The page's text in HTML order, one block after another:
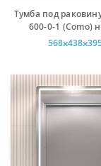
Тумба под
600-0-1 (Como)